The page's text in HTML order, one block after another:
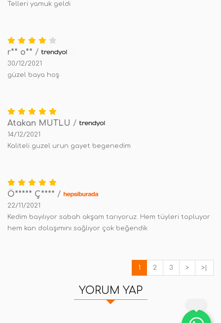
Telleri yamuk geldi
r** o** /
30/12/2021
güzel baya hoş
Atakan MUTLU /
14/12/2021
Kaliteli guzel urun gayet begenedim
Ö***** Ç**** /
22/11/2021
Kedim bayılıyor sabah akşam tarıyoruz. Hem tüyleri topluyor
hem kan dolaşımını sağlıyor çok beğendik.
1 2 3 > >|
YORUM YAP